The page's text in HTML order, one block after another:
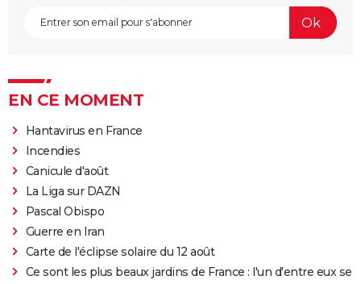
EN CE MOMENT
Hantavirus en France
Incendies
Canicule d'août
La Liga sur DAZN
Pascal Obispo
Guerre en Iran
Carte de l'éclipse solaire du 12 août
Ce sont les plus beaux jardins de France : l'un d'entre eux se